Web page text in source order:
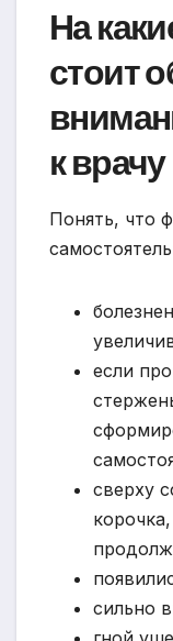
На
стоит
к врачу
Понять, что
если
сверху
сильно